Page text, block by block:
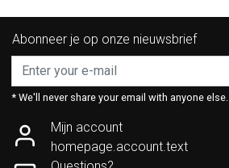
Abonneer je op onze nieuwsbrief
* We'll never share your email with anyone else.
Mijn account
homepage.account.text